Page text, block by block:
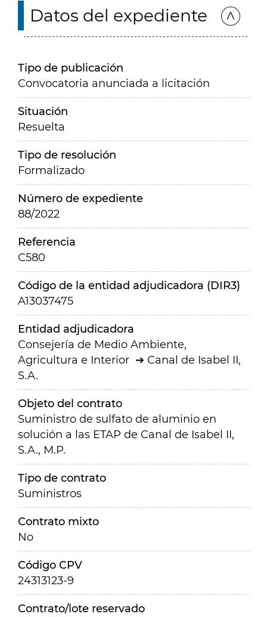
Datos del expediente
Tipo de publicación
Convocatoria anunciada a licitación
Situación
Resuelta
Tipo de resolución
Formalizado
Número de expediente
88/2022
Referencia
C580
Código de la entidad adjudicadora (DIR3)
A13037475
Entidad adjudicadora
Consejería de Medio Ambiente,
Agricultura e Interior
Canal de Isabel II,
S.A.
Objeto del contrato
Suministro de sulfato de aluminio en
solución a las ETAP de Canal de Isabel II,
S.A., M.P.
Tipo de contrato
Suministros
Contrato mixto
No
Código CPV
24313123-9
Contrato/lote reservado